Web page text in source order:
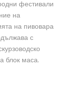
фестивали
на
на пивовара
с
блок маса.